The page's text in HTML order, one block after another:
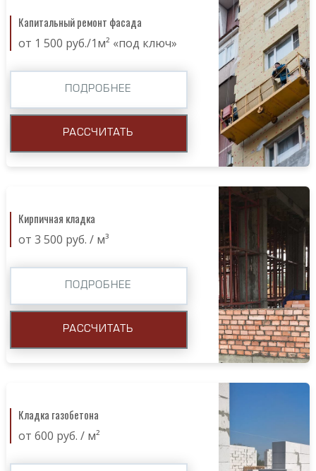
Капитальный ремонт фасада
от 1 500 руб./1м² «под ключ»
ПОДРОБНЕЕ
РАССЧИТАТЬ
Кирпичная кладка
от 3 500 руб. / м³
ПОДРОБНЕЕ
РАССЧИТАТЬ
Кладка газобетона
от 600 руб. / м²